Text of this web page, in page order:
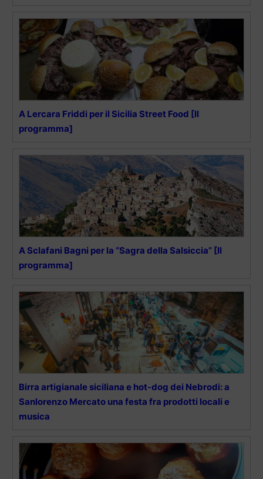
A Lercara Friddi per il Sicilia Street Food [Il
programma]
A Sclafani Bagni per la “Sagra della Salsiccia” [Il
programma]
Birra artigianale siciliana e hot-dog dei Nebrodi: a
Sanlorenzo Mercato una festa fra prodotti locali e
musica